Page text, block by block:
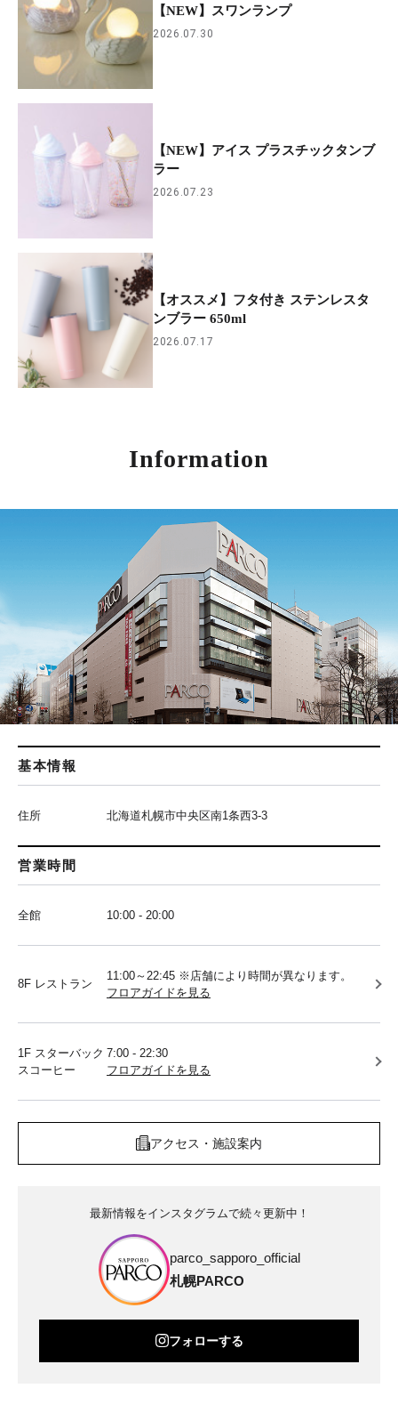
【NEW】スワンランプ
2026.07.30
【NEW】アイス プラスチックタンブ
ラー
2026.07.23
【オススメ】フタ付き ステンレスタ
ンブラー 650ml
2026.07.17
Information
基本情報
住所 北海道札幌市中央区南1条西3-3
営業時間
全館 10:00 - 20:00
8F レストラン
11:00～22:45 ※店舗により時間が異なります。
フロアガイドを見る
1F スターバック
スコーヒー
7:00 - 22:30
フロアガイドを見る
アクセス・施設案内
最新情報をインスタグラムで続々更新中！
parco_sapporo_official
札幌PARCO
フォローする